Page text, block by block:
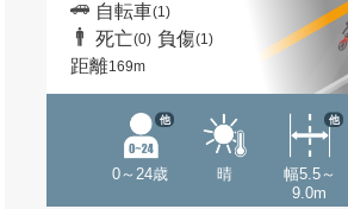
自転車(1)
死亡(0) 負傷(1)
距離169m
0～24歳
他
晴
幅5.5～
9.0m
他